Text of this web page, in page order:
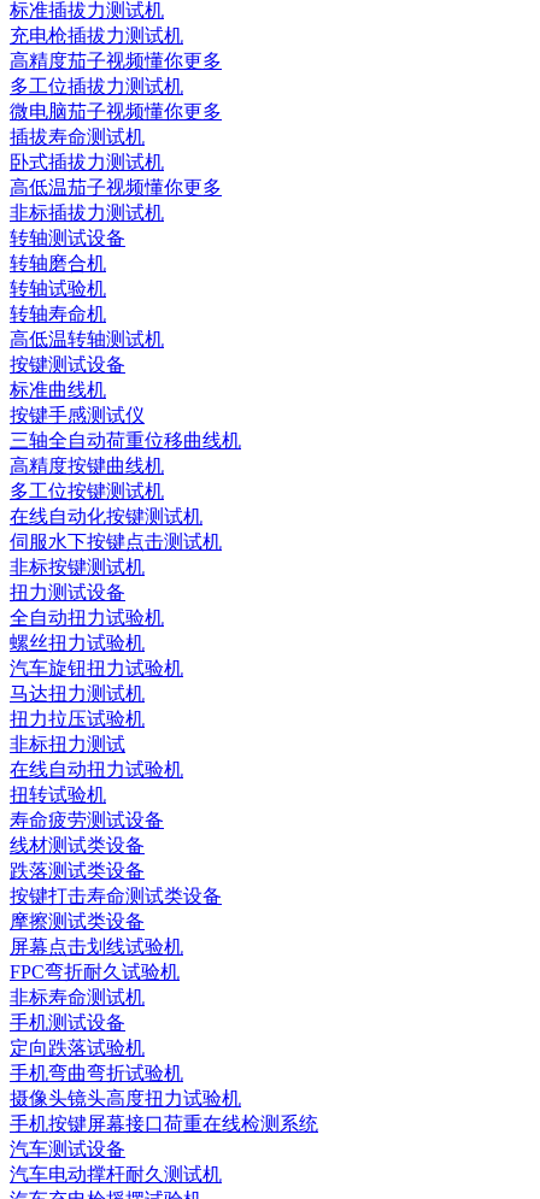
标准插拔力测试机
充电枪插拔力测试机
高精度茄子视频懂你更多
多工位插拔力测试机
微电脑茄子视频懂你更多
插拔寿命测试机
卧式插拔力测试机
高低温茄子视频懂你更多
非标插拔力测试机
转轴测试设备
转轴磨合机
转轴试验机
转轴寿命机
高低温转轴测试机
按键测试设备
标准曲线机
按键手感测试仪
三轴全自动荷重位移曲线机
高精度按键曲线机
多工位按键测试机
在线自动化按键测试机
伺服水下按键点击测试机
非标按键测试机
扭力测试设备
全自动扭力试验机
螺丝扭力试验机
汽车旋钮扭力试验机
马达扭力测试机
扭力拉压试验机
非标扭力测试
在线自动扭力试验机
扭转试验机
寿命疲劳测试设备
线材测试类设备
跌落测试类设备
按键打击寿命测试类设备
摩擦测试类设备
屏幕点击划线试验机
FPC弯折耐久试验机
非标寿命测试机
手机测试设备
定向跌落试验机
手机弯曲弯折试验机
摄像头镜头高度扭力试验机
手机按键屏幕接口荷重在线检测系统
汽车测试设备
汽车电动撑杆耐久测试机